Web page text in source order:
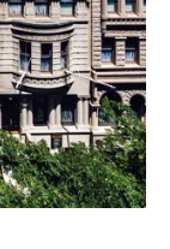
部門。今年國
新建建築、85%
國內法規下，